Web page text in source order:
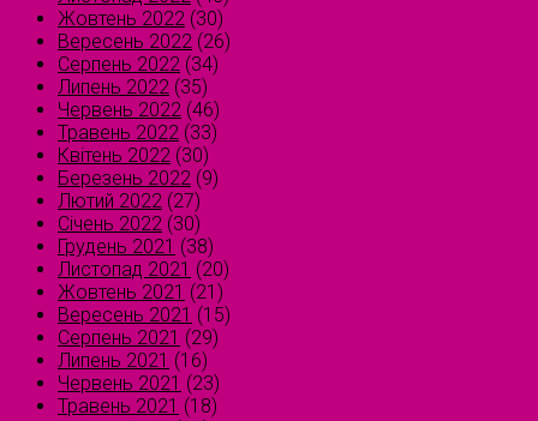
Жовтень 2022 (30)
Вересень 2022 (26)
Серпень 2022 (34)
Липень 2022 (35)
Червень 2022 (46)
Травень 2022 (33)
Квітень 2022 (30)
Березень 2022 (9)
Лютий 2022 (27)
Січень 2022 (30)
Грудень 2021 (38)
Листопад 2021 (20)
Жовтень 2021 (21)
Вересень 2021 (15)
Серпень 2021 (29)
Липень 2021 (16)
Червень 2021 (23)
Травень 2021 (18)